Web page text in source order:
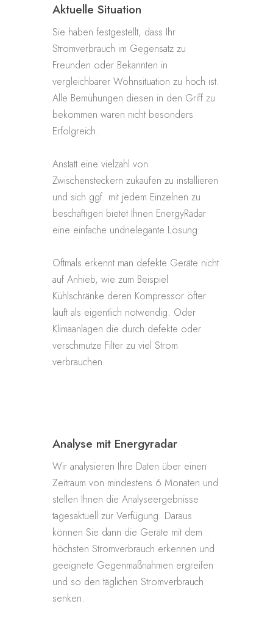
Aktuelle Situation
Sie haben festgestellt, dass Ihr
Stromverbrauch im Gegensatz zu
Freunden oder Bekannten in
vergleichbarer Wohnsituation zu hoch ist.
Alle Bemühungen diesen in den Griff zu
bekommen waren nicht besonders
Erfolgreich.
Anstatt eine vielzahl von
Zwischensteckern zukaufen zu installieren
und sich ggf. mit jedem Einzelnen zu
beschäftigen bietet Ihnen EnergyRadar
eine einfache undnelegante Lösung.
Oftmals erkennt man defekte Geräte nicht
auf Anhieb, wie zum Beispiel
Kühlschränke deren Kompressor öfter
läuft als eigentlich notwendig. Oder
Klimaanlagen die durch defekte oder
verschmutze Filter zu viel Strom
verbrauchen.
Analyse mit Energyradar
Wir analysieren Ihre Daten über einen
Zeitraum von mindestens 6 Monaten und
stellen Ihnen die Analyseergebnisse
tagesaktuell zur Verfügung. Daraus
können Sie dann die Geräte mit dem
höchsten Stromverbrauch erkennen und
geeignete Gegenmaßnahmen ergreifen
und so den täglichen Stromverbrauch
senken.